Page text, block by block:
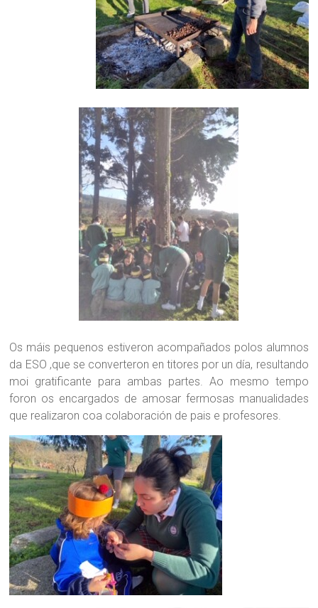
Os máis pequenos estiveron acompañados polos alumnos
da ESO ,que se converteron en titores por un día, resultando
moi gratificante para ambas partes. Ao mesmo tempo
foron os encargados de amosar fermosas manualidades
que realizaron coa colaboración de pais e profesores.